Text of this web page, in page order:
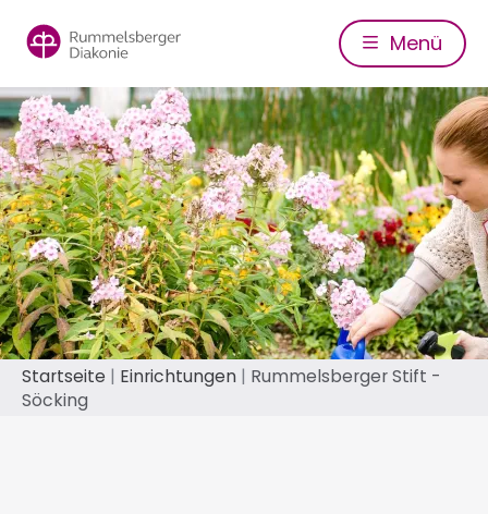
zum
Inhalt
Menü
Pfadnavigation
Startseite Einrichtungen
Rummelsberger Stift -
Söcking